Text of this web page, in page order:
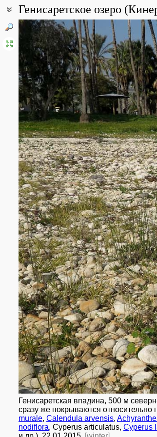
Генисаретское озеро
Coordinates:
32° 51′ 00″ N, 35° 31′ 48″ E (view at maps of
Point description:
Генисаретское озеро (Галилейское
проточное озеро, образовавшееся в
Форма озера напоминает скрипку – на
Площадь водосборного бассейна
начинается в ливанских горах,
обеспечивает река Иордан, который
Хермона). Место слияния – окр. киббуца
находится между −210 и −213 метров от
Пологая равнина вокруг озера
побережье). С запада и востока долина
Со дна озера и у его берегов бьют
воды и рыбы, ровный климат и
ранней бронзы здесь проходил
В наше время озеро Кинерет имеет
источником воды для всеизраильского
исключительно водами Иордана. Теперь
Температура верхних слоев воды
озере водится несколько видов рыб
являются эндемиками. Среди них и
Красота пейзажей (Гинносар, Эйн-Гев и
туристов и паломников. Кроме того,
древности Тверии, Гамла на Голанских
правительством Франции Израилю.
В окрестностях Гинносара в озеро
археологическим заповедником. По
Источники:
* http://www.eleven.co.il/article/12078
* http://guide-israel.ru/country/25273-amud
* http://www.jewishagency.org/ru/blog/7666/
All photos(5) Photos of plants & lichens
Генисаретская впадина, 500 м
сразу же покрываются
murale, Calendula arvensis,
nodiflora, Cyperus articulatus, Cyperus